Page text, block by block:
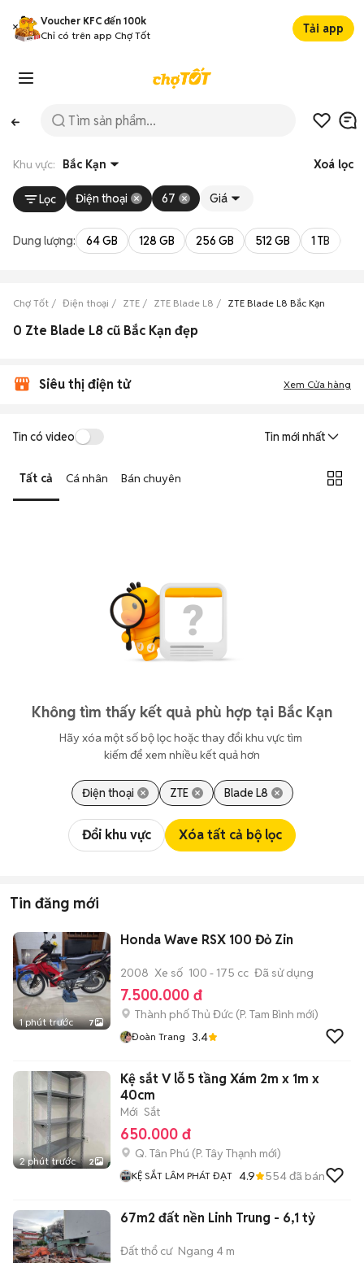
Voucher KFC đến 100k
Chỉ có trên app Chợ Tốt
Tải app
Khu vực: Bắc Kạn Xoá lọc
Lọc Điện thoại 67 Giá
Dung lượng: 64 GB 128 GB 256 GB 512 GB 1 TB
Chợ Tốt Điện thoại ZTE ZTE Blade L8 ZTE Blade L8 Bắc Kạn
0 Zte Blade L8 cũ Bắc Kạn đẹp
Siêu thị điện tử Xem Cửa hàng
Tin có video Tin mới nhất
Tất cả Cá nhân Bán chuyên
Không tìm thấy kết quả phù hợp tại Bắc Kạn
Hãy xóa một số bộ lọc hoặc thay đổi khu vực tìm
kiếm để xem nhiều kết quả hơn
Điện thoại ZTE Blade L8
Đổi khu vực Xóa tất cả bộ lọc
Tin đăng mới
1 phút trước 7
Honda Wave RSX 100 Đỏ Zin
2008 Xe số 100 - 175 cc Đã sử dụng
7.500.000 đ
Thành phố Thủ Đức (P. Tam Bình mới)
Đoàn Trang 3.4
2 phút trước 2
Kệ sắt V lỗ 5 tầng Xám 2m x 1m x
40cm
Mới Sắt
650.000 đ
Q. Tân Phú (P. Tây Thạnh mới)
KỆ SẮT LÂM PHÁT ĐẠT 4.9 554đã bán
67m2 đất nền Linh Trung - 6,1 tỷ
Đất thổ cư Ngang 4 m